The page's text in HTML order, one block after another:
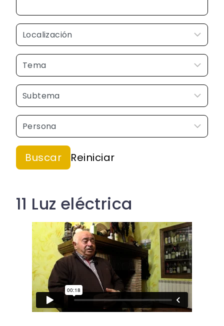
11 Luz eléctrica